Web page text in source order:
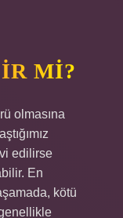
MI?
olmasına
edilirse
En
kötü